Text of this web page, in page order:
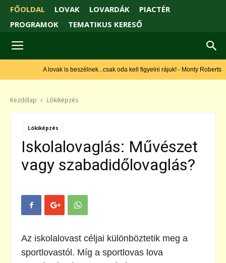
FŐOLDAL LOVAK LOVARDÁK
PIACTÉR
PROGRAMOK
TEMATIKUS KERESŐ
A lovak is beszélnek...csak oda kell figyelni rájuk! - Monty Roberts
Kezdőlap Lókiképzés
Lókiképzés
Iskolalovaglás: Művészet
vagy szabadidőlovaglás?
Az iskolalovast céljai különböztetik meg a
sportlovastól. Míg a sportlovas lova